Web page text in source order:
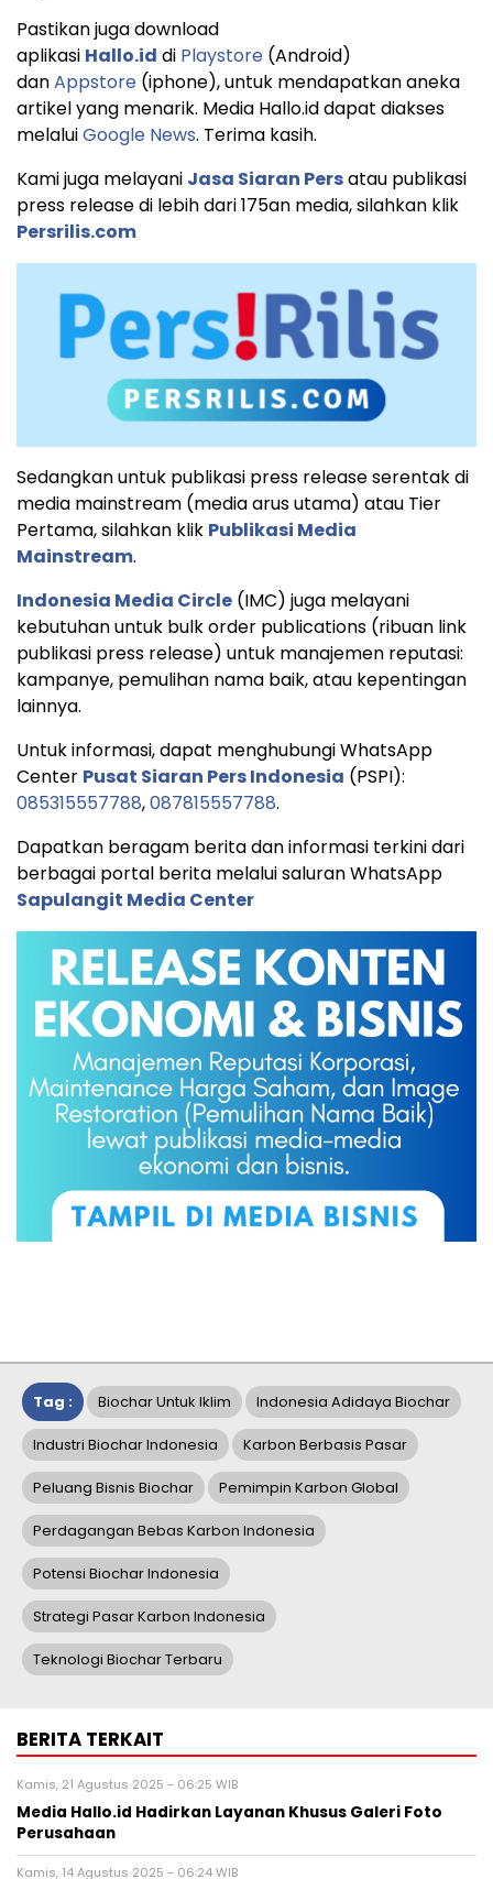
Pastikan juga download
aplikasi Hallo.id di Playstore (Android)
danAppstore (iphone), untuk mendapatkan aneka
artikel yang menarik. Media Hallo.id dapat diakses
melaluiGoogle News. Terima kasih.
Kami juga melayani Jasa Siaran Persatau publikasi
press release di lebih dari 175an media, silahkan klik
Persrilis.com
Sedangkan untuk publikasi press release serentak di
media mainstream (media arus utama) atau Tier
Pertama, silahkan klik Publikasi Media
Mainstream.
Indonesia Media Circle (IMC) juga melayani
kebutuhan untuk bulk order publications (ribuan link
publikasi press release) untuk manajemen reputasi:
kampanye, pemulihan nama baik, atau kepentingan
lainnya.
Untuk informasi, dapat menghubungi WhatsApp
Center Pusat Siaran Pers Indonesia (PSPI):
085315557788,087815557788.
Dapatkan beragam berita dan informasi terkini dari
berbagai portal berita melalui saluran WhatsApp
Sapulangit Media Center
Tag : Biochar Untuk Iklim Indonesia Adidaya Biochar
Industri Biochar Indonesia Karbon Berbasis Pasar
Peluang Bisnis Biochar Pemimpin Karbon Global
Perdagangan Bebas Karbon Indonesia
Potensi Biochar Indonesia
Strategi Pasar Karbon Indonesia
Teknologi Biochar Terbaru
BERITA TERKAIT
Kamis, 21 Agustus 2025 - 06:25 WIB
Media Hallo.id Hadirkan Layanan Khusus Galeri Foto
Perusahaan
Kamis, 14 Agustus 2025 - 06:24 WIB